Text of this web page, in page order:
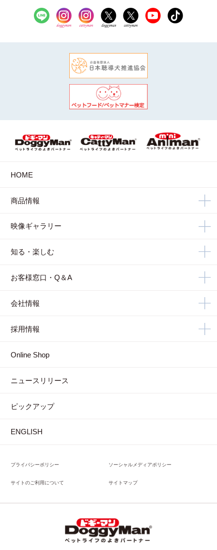
HOME
商品情報
映像ギャラリー
知る・楽しむ
お客様窓口・Q＆A
会社情報
採用情報
Online Shop
ニュースリリース
ピックアップ
ENGLISH
プライバシーポリシー ソーシャルメディアポリシー
サイトのご利用について サイトマップ